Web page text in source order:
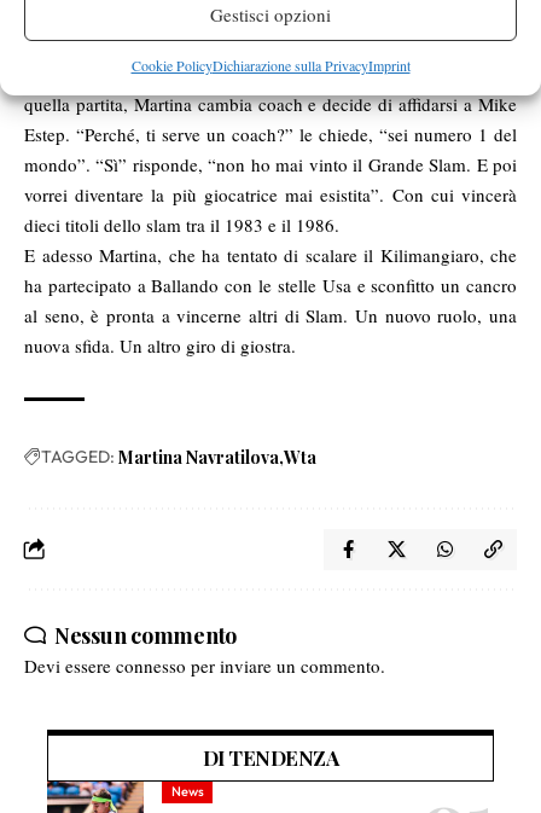
Gestisci opzioni
Cookie PolicyDichiarazione sulla PrivacyImprint
volte nell’anno in cui ha realizzato il Grande Slam. Cede 64 06
63 alla 17enne Kathleen Horvat, cresciuta a Hopewell Junction e
allenata dal leggendario Harry Hopman, al Roland Garros. Dopo
quella partita, Martina cambia coach e decide di affidarsi a Mike
Estep. “Perché, ti serve un coach?” le chiede, “sei numero 1 del
mondo”. “Sì” risponde, “non ho mai vinto il Grande Slam. E poi
vorrei diventare la più giocatrice mai esistita”. Con cui vincerà
dieci titoli dello slam tra il 1983 e il 1986.
E adesso Martina, che ha tentato di scalare il Kilimangiaro, che
ha partecipato a Ballando con le stelle Usa e sconfitto un cancro
al seno, è pronta a vincerne altri di Slam. Un nuovo ruolo, una
nuova sfida. Un altro giro di giostra.
TAGGED: Martina Navratilova Wta
Nessun commento
Devi essere connesso per inviare un commento.
DI TENDENZA
News